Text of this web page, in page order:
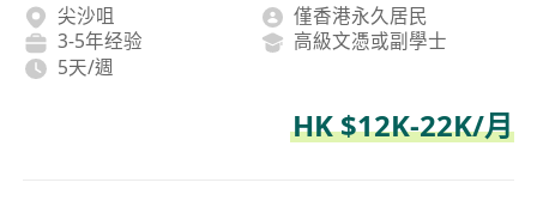
尖沙咀
僅香港永久居民
3-5年经验
高級文憑或副學士
5天/週
HK $12K-22K/月